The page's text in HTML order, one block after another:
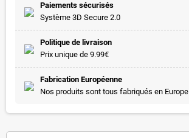
Paiements sécurisés
Système 3D Secure 2.0
Politique de livraison
Prix unique de 9.99€
Fabrication Européenne
Nos produits sont tous fabriqués en Europe